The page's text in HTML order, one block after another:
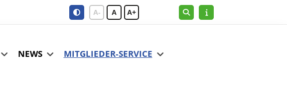
A- A A+
NEWS MITGLIEDER-SERVICE